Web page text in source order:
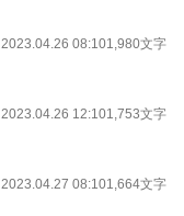
2023.04.26 08:101,980文字
2023.04.26 12:101,753文字
2023.04.27 08:101,664文字